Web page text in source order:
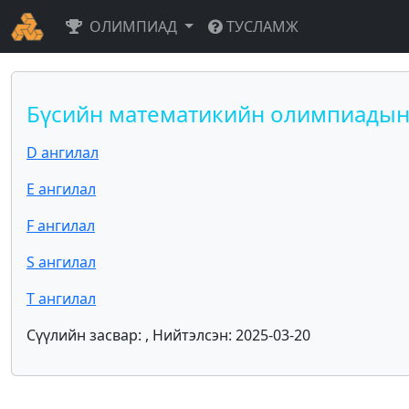
ОЛИМПИАД ТУСЛАМЖ
Бүсийн математикийн
D ангилал
E ангилал
F ангилал
S ангилал
T ангилал
Сүүлийн засвар: , Нийтэлсэн: 2025-03-20